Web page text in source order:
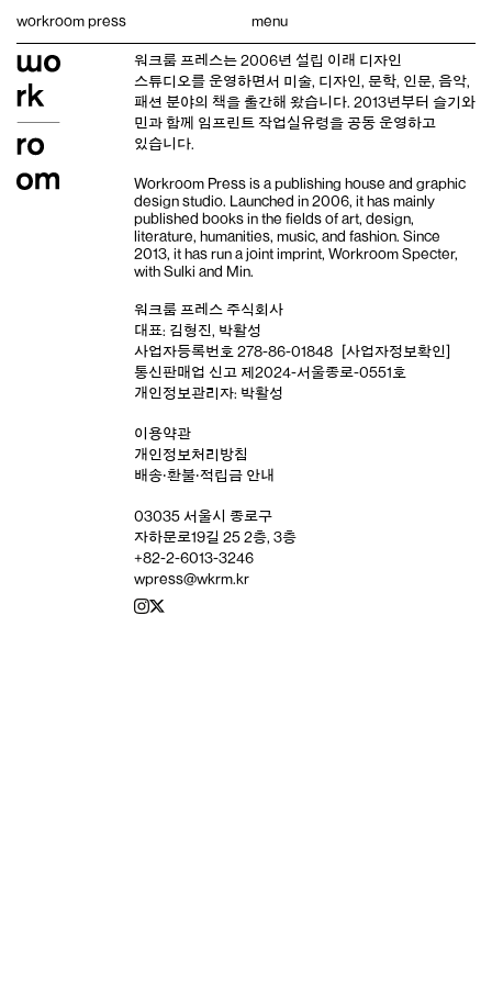
workroom press menu
워크룸 프레스는 2006년 설립 이래 디자인
스튜디오를 운영하면서 미술, 디자인, 문학, 인문, 음악,
패션 분야의 책을 출간해 왔습니다. 2013년부터 슬기와
민과 함께 임프린트 작업실유령을 공동 운영하고
있습니다.
Workroom Press is a publishing house and graphic
design studio. Launched in 2006, it has mainly
published books in the fields of art, design,
literature, humanities, music, and fashion. Since
2013, it has run a joint imprint, Workroom Specter,
with Sulki and Min.
워크룸 프레스 주식회사
대표: 김형진, 박활성
사업자등록번호 278-86-01848
[사업자정보확인]
통신판매업 신고 제2024-서울종로-0551호
개인정보관리자: 박활성
이용약관
개인정보처리방침
배송‧환불‧적립금 안내
03035 서울시 종로구
자하문로19길 25 2층, 3층
+82-2-6013-3246
wpress@wkrm.kr